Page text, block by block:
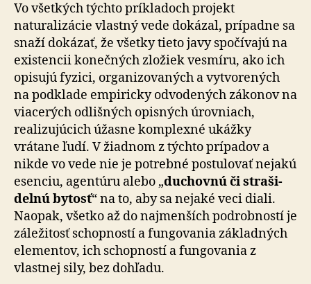
Vo všetkých týchto príkladoch projekt
naturalizácie vlastný vede dokázal, prípadne sa
snaží dokázať, že všetky tieto javy spočívajú na
existencii konečných zložiek vesmíru, ako ich
opisujú fyzici, organizovaných a vytvorených
na podklade empiricky odvodených zákonov na
viacerých odlišných opisných úrovniach,
realizujúcich úžasne komplexné ukážky
vrátane ľudí. V žiadnom z týchto prípadov a
nikde vo vede nie je potrebné pos­tu­lo­vať nejakú
esenciu, agentúru alebo „duchovnú či stra­ši­
del­nú bytosť“ na to, aby sa nejaké veci diali.
Naopak, všetko až do najmenších podrobností je
záležitosť schop­nos­tí a fungovania základných
elementov, ich schopností a fungovania z
vlastnej sily, bez dohľadu.